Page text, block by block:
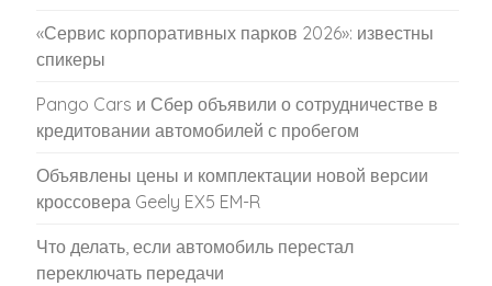
«Сервис корпоративных парков 2026»: известны
спикеры
Pango Cars и Сбер объявили о сотрудничестве в
кредитовании автомобилей с пробегом
Объявлены цены и комплектации новой версии
кроссовера Geely EX5 EM-R
Что делать, если автомобиль перестал
переключать передачи